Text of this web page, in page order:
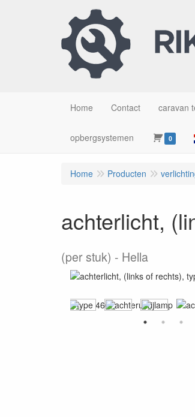
Home Contact caravan
opbergsystemen 0
Home Producten
achterlicht,
(per stuk) Hella